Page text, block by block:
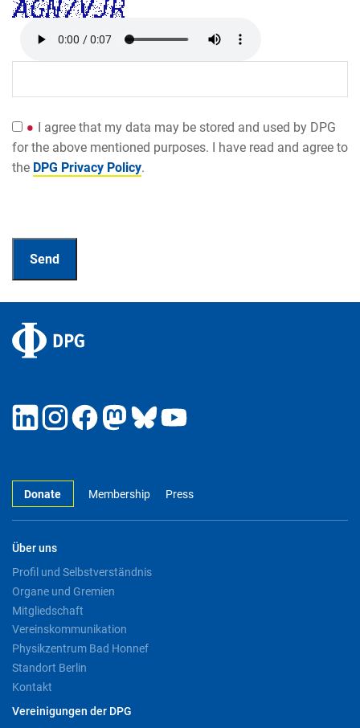
I agree that my data may be stored and used by DPG
for the above mentioned purposes. I have read and agree to
the DPG Privacy Policy.
Donate Membership Press
Über uns
Profil und Selbstverständnis
Organe und Gremien
Mitgliedschaft
Vereinskommunikation
Physikzentrum Bad Honnef
Standort Berlin
Kontakt
Vereinigungen der DPG